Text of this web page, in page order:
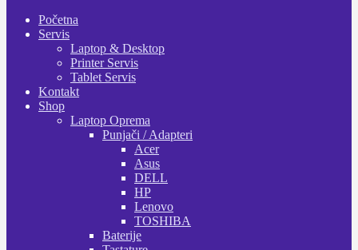
Početna
Servis
Laptop & Desktop
Printer Servis
Tablet Servis
Kontakt
Shop
Laptop Oprema
Punjači / Adapteri
Acer
Asus
DELL
HP
Lenovo
TOSHIBA
Baterije